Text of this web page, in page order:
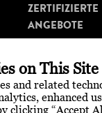
on This Site
and related
enhanced
clicking “Accept
ZERTIFIZIERTE
ANGEBOTE
WISSENSCHAFT